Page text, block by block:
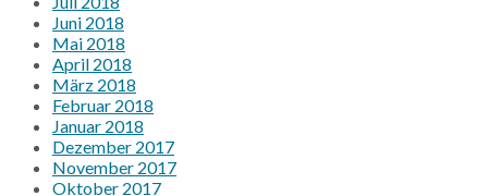
Juni 2018
Mai 2018
April 2018
März 2018
Februar 2018
Januar 2018
Dezember 2017
November 2017
Oktober 2017